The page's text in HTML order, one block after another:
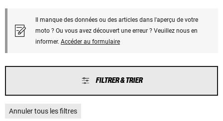
Il manque des données ou des articles dans l'aperçu de votre
moto ? Ou vous avez découvert une erreur ? Veuillez nous en
informer. Accéder au formulaire
FILTRER & TRIER
Annuler tous les filtres